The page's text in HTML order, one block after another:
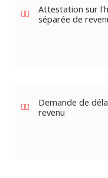
Attestation sur
séparée de
Demande de
revenu